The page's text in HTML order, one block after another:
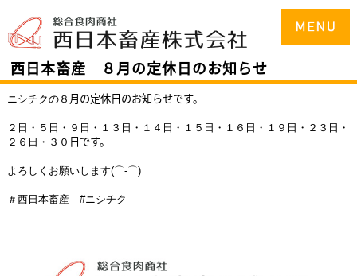
西日本畜産 ８月の定休日のお知らせ
ニシチクの８ 月の定休日のお知らせです。
２日・５日・９ 日・１３日・１４日・１５日・１６日・１９ 日・２３日・
２６日・３０ 日です。
よろしくお願いします(⌒-⌒)
＃西日本畜産 #ニシチク